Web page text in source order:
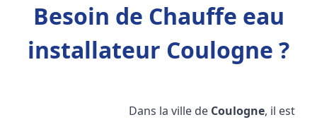
Besoin de Chauffe eau
installateur Coulogne ?
Dans la ville de Coulogne, il est